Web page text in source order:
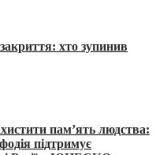
хто зупинив
пам’ять людства:
підтримує